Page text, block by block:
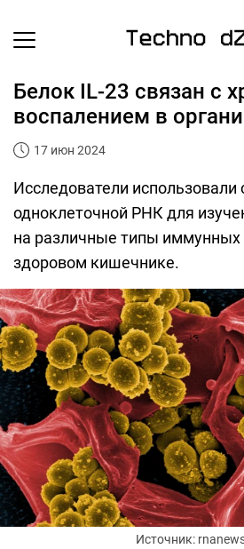
Белок IL-23 связан с
воспалением в
17 июн 2024
Исследователи использовали
одноклеточной РНК для
на различные типы иммунных
здоровом кишечнике.
Источник: